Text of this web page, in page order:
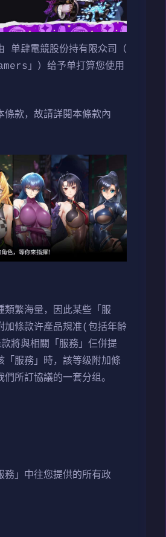
单肆電競股份持有限众司（
」）给予单打算您使用
條款，故請詳閱本條款內
類繁海量，因此某些「服
加條款许產品規准(包括年齡
將與相關「服務」仨併提
「服務」時，該等级附加條
所訂協議的一套分组。
務」中往您提供的所有政